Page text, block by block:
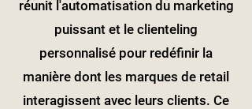
réunit l'automatisation du marketing
puissant et le clienteling
personnalisé pour redéfinir la
manière dont les marques de retail
interagissent avec leurs clients. Ce